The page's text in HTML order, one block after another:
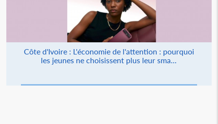
Côte d'Ivoire : L'économie de l'attention : pourquoi
les jeunes ne choisissent plus leur sma...